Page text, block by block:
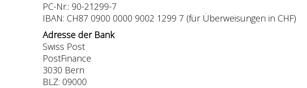
PC-Nr.: 90-21299-7
IBAN: CH87 0900 0000 9002 1299 7 (für Überweisungen in CHF)
Adresse der Bank
Swiss Post
PostFinance
3030 Bern
BLZ: 09000